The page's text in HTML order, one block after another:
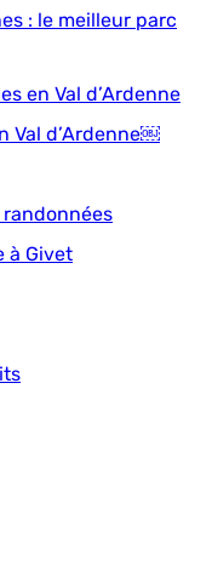
: le meilleur parc
en Val d’Ardenne
Val d’Ardenne￼
à Givet